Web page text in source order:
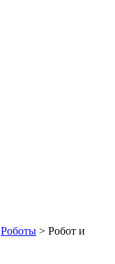
Роботы > Робот и